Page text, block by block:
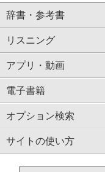
辞書・参考書
リスニング
アプリ・動画
電子書籍
オプション検索
サイトの使い方